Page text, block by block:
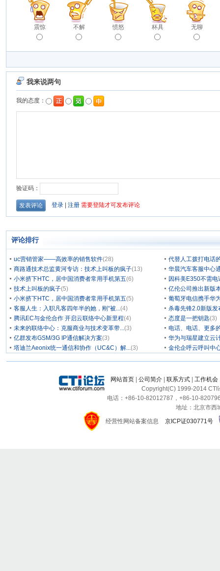
震惊 不解 愤怒 杯具 无聊
评论排行
uc营销管家——高效率的销售软件(28)
代替人工拨打电话
商路通技术总监黄河专访：技术上叫板的疯子(13)
华晨汽车客服中心
小米挤下HTC，居中国消费者常用手机第五(6)
因科美E350不需
技术上叫板的疯子(5)
亿伦公司推出新版
小米挤下HTC，居中国消费者常用手机第五(5)
葡萄牙电信携手华
客服人生：入职凡客四年半的她，刚“被...(4)
杀毒先锋2.0新版发
腾讯EC与金伦合作 开启云联络中心新里程(4) 态度是一把钥匙(3)
未来的联络中心：克服商业与技术变革带...(3)
电话、电话、更多
亿群发布GSM/3G IP通信解决方案(3)
华为与瑞星建立云
塔迪兰Aeonix统一通信和协作（UC&C）解...(3) 金伦企呼云呼叫中
网站首页 公司简介 联系方式 工作机会
Copyright(C) 1999-2014 CTI
电话：+86-10-82012787，+86-10-
地址：北京市西
经营性网站备案信息
京ICP证030771号